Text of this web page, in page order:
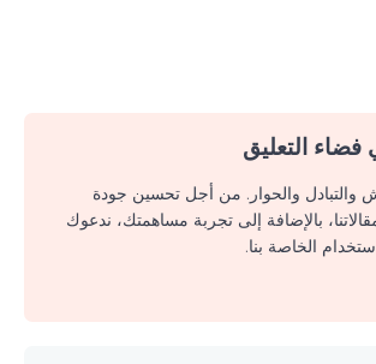
التعليق
والتبادل والحوار. من أجل تحسين جودة
بالإضافة إلى تجربة مساهمتك، ندعوك
الخاصة بنا.